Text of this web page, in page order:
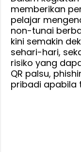
memberikan
pelajar
non-tunai
kini semakin
sehari-hari,
risiko yang
QR palsu,
pribadi apabila